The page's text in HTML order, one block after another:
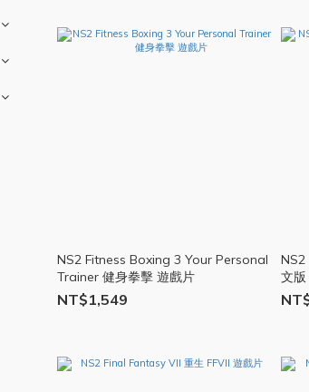
NS2 Fitness Boxing 3 Your Personal
Trainer 健身拳擊 遊戲片
NT$1,549
NS2
文